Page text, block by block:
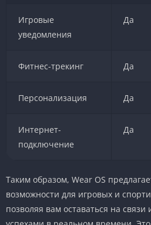
Игровые
уведомления
Да
Фитнес-трекинг Да
Персонализация Да
Интернет-
подключение
Да
Таким образом, Wear OS
возможности для игровых и
позволяя вам оставаться на связи